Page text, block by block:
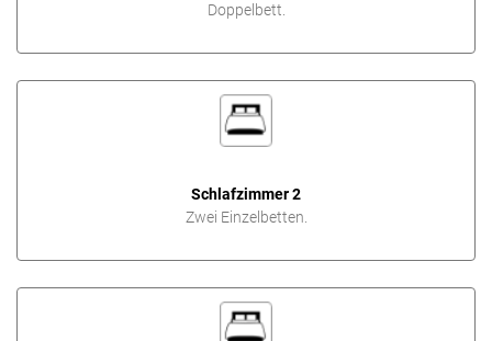
Doppelbett.
Schlafzimmer 2
Zwei Einzelbetten.